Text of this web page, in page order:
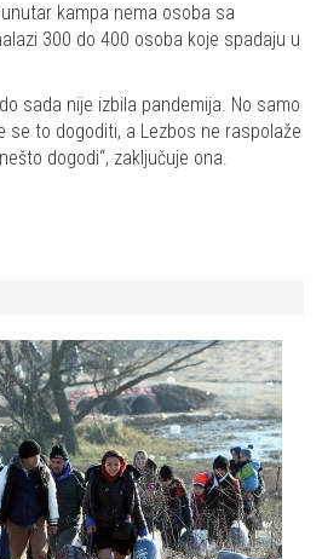
kampa nema osoba sa
300 do 400 osoba koje spadaju u
sada nije izbila pandemija. No samo
se to dogoditi, a Lezbos ne raspolaže
dogodi“, zaključuje ona.